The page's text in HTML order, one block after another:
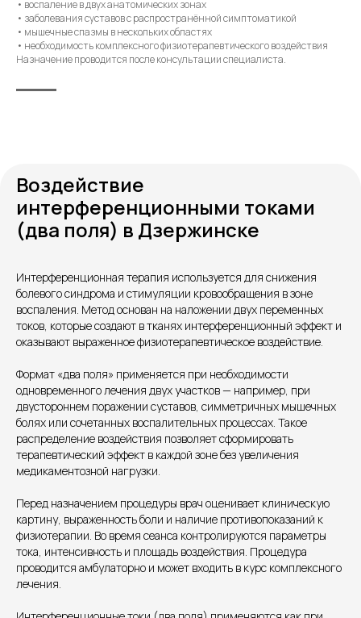
• воспаление в двух анатомических зонах
• заболевания суставов с распространённой симптоматикой
• мышечные спазмы в нескольких областях
• необходимость комплексного физиотерапевтического воздействия
Назначение проводится после консультации специалиста.
Воздействие
интерференционными токами
(два поля) в Дзержинске
Интерференционная терапия используется для снижения
болевого синдрома и стимуляции кровообращения в зоне
воспаления. Метод основан на наложении двух переменных
токов, которые создают в тканях интерференционный эффект и
оказывают выраженное физиотерапевтическое воздействие.
Формат «два поля» применяется при необходимости
одновременного лечения двух участков — например, при
двустороннем поражении суставов, симметричных мышечных
болях или сочетанных воспалительных процессах. Такое
распределение воздействия позволяет сформировать
терапевтический эффект в каждой зоне без увеличения
медикаментозной нагрузки.
Перед назначением процедуры врач оценивает клиническую
картину, выраженность боли и наличие противопоказаний к
физиотерапии. Во время сеанса контролируются параметры
тока, интенсивность и площадь воздействия. Процедура
проводится амбулаторно и может входить в курс комплексного
лечения.
Контакты
+7 8313 248 248
Единый номер
Петрищева д.35.пом.3
Патоличева 21Д,П.1
На ремонте